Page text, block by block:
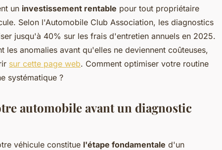
de votre
un investissement rentable pour tout propriétaire
Selon l'Automobile Club Association, les diagnostics
jusqu'à 40% sur les frais d'entretien annuels en 2025.
les anomalies avant qu'elles ne deviennent coûteuses,
sur cette page web. Comment optimiser votre routine
systématique ?
automobile avant un diagnostic
véhicule constitue l'étape fondamentale d'un